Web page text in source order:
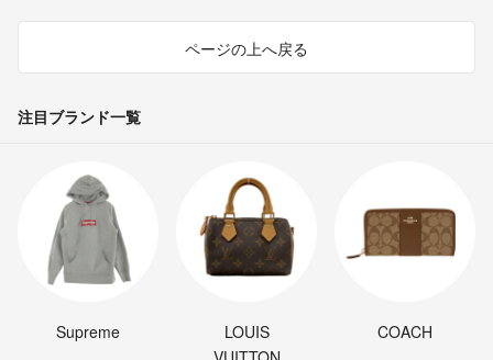
ページの上へ戻る
注目ブランド一覧
Supreme
LOUIS
COACH